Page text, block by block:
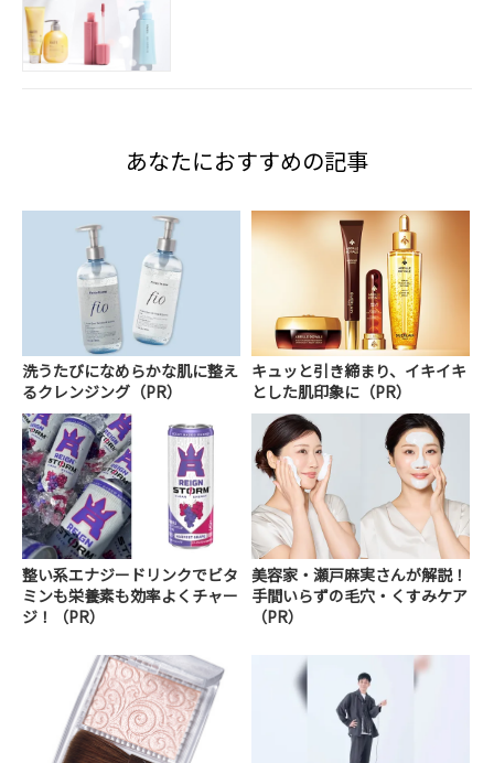
あなたにおすすめの記事
洗うたびになめらかな肌に整え
るクレンジング（PR）
キュッと引き締まり、イキイキ
とした肌印象に（PR）
整い系エナジードリンクでビタ
ミンも栄養素も効率よくチャー
ジ！（PR）
美容家・瀬戸麻実さんが解説！
手間いらずの毛穴・くすみケア
（PR）